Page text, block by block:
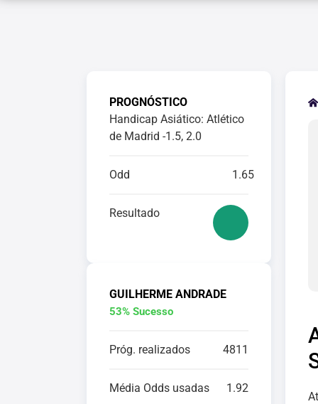
PROGNÓSTICO
Handicap Asiático: Atlético
de Madrid -1.5, 2.0
Odd 1.65
Resultado
GUILHERME ANDRADE
53% Sucesso
Próg. realizados 4811
Média Odds usadas 1.92